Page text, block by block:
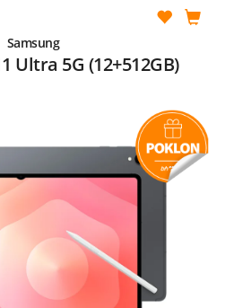
Samsung
Ultra 5G (12+512GB)